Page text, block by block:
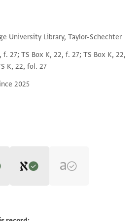
University Library, Taylor-Schechter
f. 27; TS Box K, 22, f. 27; TS Box K, 22,
K, 22, fol. 27
2025
edition (2025).